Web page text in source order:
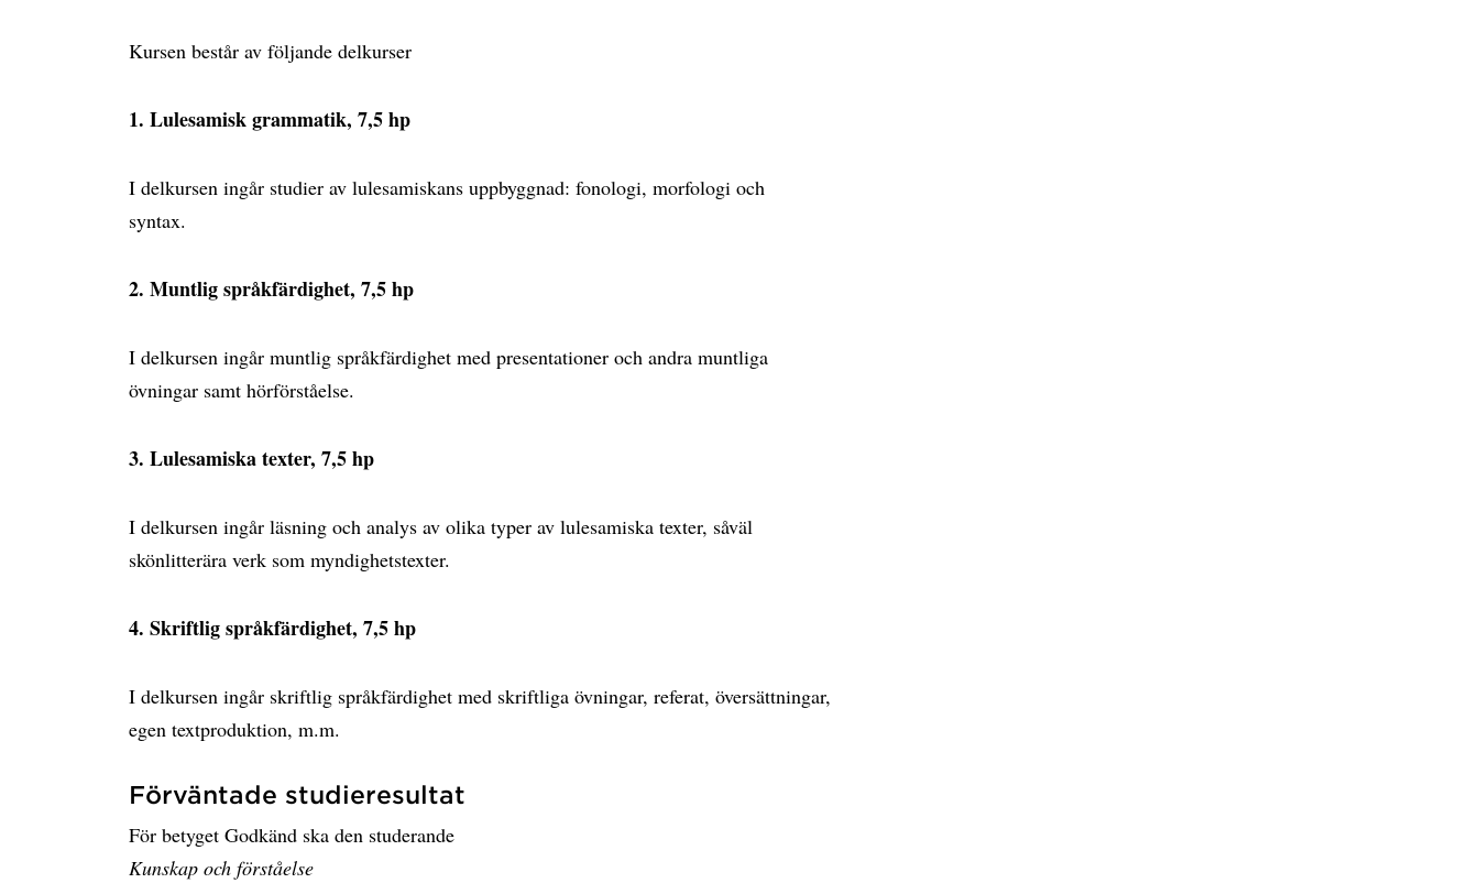
Kursen består av följande delkurser
1. Lulesamisk grammatik, 7,5 hp
I delkursen ingår studier av lulesamiskans uppbyggnad: fonologi, morfologi och
syntax.
2. Muntlig språkfärdighet, 7,5 hp
I delkursen ingår muntlig språkfärdighet med presentationer och andra muntliga
övningar samt hörförståelse.
3. Lulesamiska texter, 7,5 hp
I delkursen ingår läsning och analys av olika typer av lulesamiska texter, såväl
skönlitterära verk som myndighetstexter.
4. Skriftlig språkfärdighet, 7,5 hp
I delkursen ingår skriftlig språkfärdighet med skriftliga övningar, referat, översättningar,
egen textproduktion, m.m.
Förväntade studieresultat
För betyget Godkänd ska den studerande
Kunskap och förståelse